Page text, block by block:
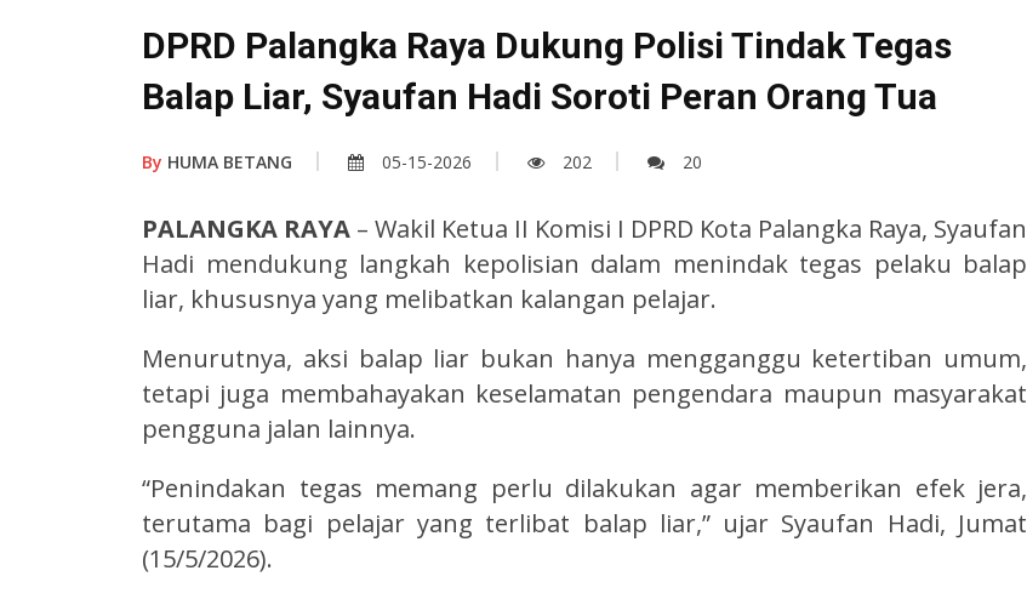
DPRD Palangka Raya Dukung Polisi Tindak Tegas
Balap Liar, Syaufan Hadi Soroti Peran Orang Tua
By HUMA BETANG 05-15-2026 202 20
PALANGKA RAYA – Wakil Ketua II Komisi I DPRD Kota Palangka Raya, Syaufan
Hadi mendukung langkah kepolisian dalam menindak tegas pelaku balap
liar, khususnya yang melibatkan kalangan pelajar.
Menurutnya, aksi balap liar bukan hanya mengganggu ketertiban umum,
tetapi juga membahayakan keselamatan pengendara maupun masyarakat
pengguna jalan lainnya.
“Penindakan tegas memang perlu dilakukan agar memberikan efek jera,
terutama bagi pelajar yang terlibat balap liar,” ujar Syaufan Hadi, Jumat
(15/5/2026).